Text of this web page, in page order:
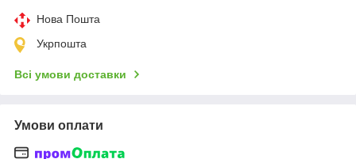
Нова Пошта
Укрпошта
Всі умови доставки
Умови оплати